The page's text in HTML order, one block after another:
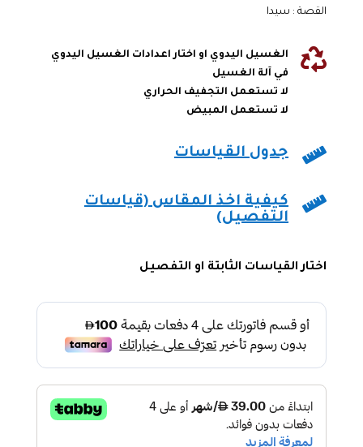
القصة : سيدا

الغسيل اليدوي او اختار اعدادات الغسيل اليدوي
في آلة الغسيل
لا تستعمل التجفيف الحراري
لا تستعمل المبيض
 جدول القياسات

كيفية اخذ المقاس (قياسات
التفصيل)
اختار القياسات الثابتة او التفصيل